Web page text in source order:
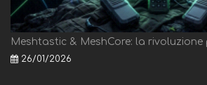
Meshtastic & MeshCore: la rivoluzione
26/01/2026